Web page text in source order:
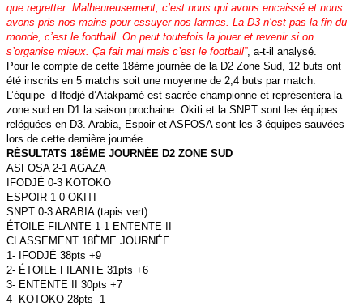
que regretter. Malheureusement, c’est nous qui avons encaissé et nous
avons pris nos mains pour essuyer nos larmes. La D3 n’est pas la fin du
monde, c’est le football. On peut toutefois la jouer et revenir si on
s’organise mieux. Ça fait mal mais c’est le football”, a-t-il analysé.
Pour le compte de cette 18ème journée de la D2 Zone Sud, 12 buts ont
été inscrits en 5 matchs soit une moyenne de 2,4 buts par match.
L’équipe d’Ifodjè d’Atakpamé est sacrée championne et représentera la
zone sud en D1 la saison prochaine. Okiti et la SNPT sont les équipes
reléguées en D3. Arabia, Espoir et ASFOSA sont les 3 équipes sauvées
lors de cette dernière journée.
RÉSULTATS 18ÈME JOURNÉE D2 ZONE SUD
ASFOSA 2-1 AGAZA
IFODJÈ 0-3 KOTOKO
ESPOIR 1-0 OKITI
SNPT 0-3 ARABIA (tapis vert)
ÉTOILE FILANTE 1-1 ENTENTE II
CLASSEMENT 18ÈME JOURNÉE
1- IFODJÈ 38pts +9
2- ÉTOILE FILANTE 31pts +6
3- ENTENTE II 30pts +7
4- KOTOKO 28pts -1